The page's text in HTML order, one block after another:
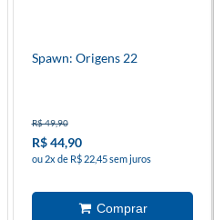
Spawn: Origens 22
R$ 49,90
R$ 44,90
ou 2x de R$ 22,45 sem juros